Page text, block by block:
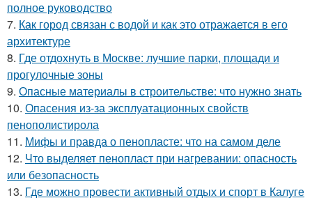
полное руководство
7. Как город связан с водой и как это отражается в его
архитектуре
8. Где отдохнуть в Москве: лучшие парки, площади и
прогулочные зоны
9. Опасные материалы в строительстве: что нужно знать
10. Опасения из-за эксплуатационных свойств
пенополистирола
11. Мифы и правда о пенопласте: что на самом деле
12. Что выделяет пенопласт при нагревании: опасность
или безопасность
13. Где можно провести активный отдых и спорт в Калуге